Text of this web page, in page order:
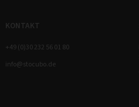
KONTAKT
+49 (0)30 232 56 01 80
info@stocubo.de